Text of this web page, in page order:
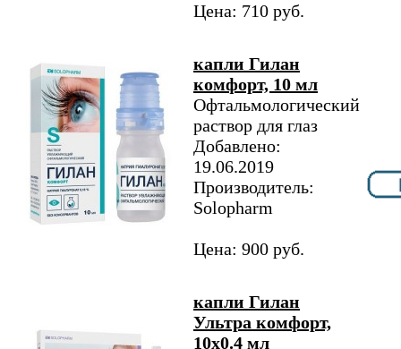
Цена: 710 руб.
капли Гилан
комфорт, 10 мл
Офтальмологический
раствор для глаз
Добавлено:
19.06.2019
Производитель:
Solopharm
Цена: 900 руб.
капли Гилан
Ультра комфорт,
10х0.4 мл